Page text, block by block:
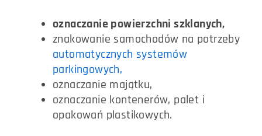
oznaczanie powierzchni szklanych,
znakowanie samochodów na potrzeby
automatycznych systemów
parkingowych,
oznaczanie majątku,
oznaczanie kontenerów, palet i
opakowań plastikowych.